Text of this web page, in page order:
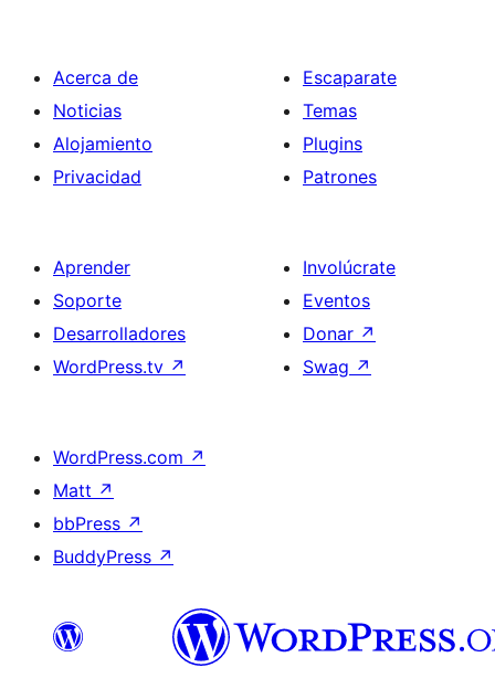
Acerca de
Noticias
Alojamiento
Privacidad
Escaparate
Temas
Plugins
Patrones
Aprender
Soporte
Desarrolladores
WordPress.tv ↗
Involúcrate
Eventos
Donar ↗
Swag ↗
WordPress.com ↗
Matt ↗
bbPress ↗
BuddyPress ↗